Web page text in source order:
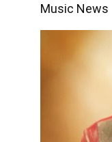
Music News